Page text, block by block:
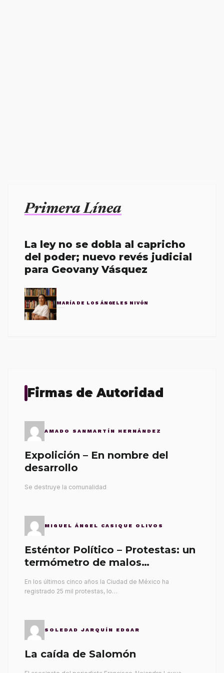
Primera Línea
La ley no se dobla al capricho
del poder; nuevo revés judicial
para Geovany Vásquez
MARÍA DE LOS ÁNGELES NIVÓN
Firmas de Autoridad
AMADO SANMARTÍN HERNÁNDEZ
Expolición – En nombre del
desarrollo
Se destruye la comunalidad
MIGUEL ÁNGEL CASIQUE OLIVOS
Esténtor Político – Protestas: un
termómetro de malos
En los últimos cinco años la Ciudad de México ha
registrado 25 mil protestas, lo…
SOLEDAD JARQUÍN EDGAR
La caída de Salomón